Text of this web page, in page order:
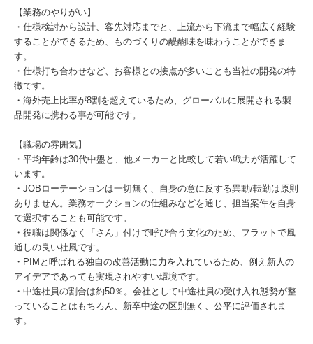
【業務のやりがい】
・仕様検討から設計、客先対応までと、上流から下流まで幅広く経験
することができるため、ものづくりの醍醐味を味わうことができま
す。
・仕様打ち合わせなど、お客様との接点が多いことも当社の開発の特
徴です。
・海外売上比率が8割を超えているため、グローバルに展開される製
品開発に携わる事が可能です。
【職場の雰囲気】
・平均年齢は30代中盤と、他メーカーと比較して若い戦力が活躍して
います。
・JOBローテーションは一切無く、自身の意に反する異動/転勤は原則
ありません。業務オークションの仕組みなどを通じ、担当案件を自身
で選択することも可能です。
・役職は関係なく「さん」付けで呼び合う文化のため、フラットで風
通しの良い社風です。
・PIMと呼ばれる独自の改善活動に力を入れているため、例え新人の
アイデアであっても実現されやすい環境です。
・中途社員の割合は約50％。会社として中途社員の受け入れ態勢が整
っていることはもちろん、新卒中途の区別無く、公平に評価されま
す。